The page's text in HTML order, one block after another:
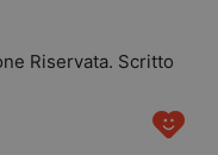
Riservata. Scritto